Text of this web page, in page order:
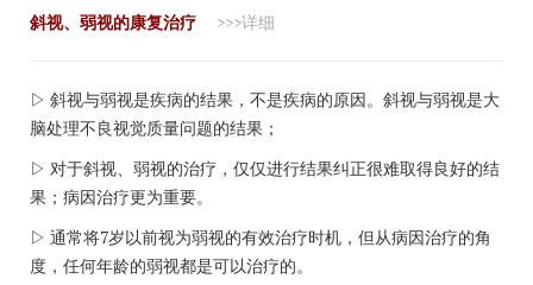
斜视、弱视的康复治疗 >>>详细
▷ 斜视与弱视是疾病的结果，不是疾病的原因。斜视与弱视是大
脑处理不良视觉质量问题的结果；
▷ 对于斜视、弱视的治疗，仅仅进行结果纠正很难取得良好的结
果；病因治疗更为重要。
▷ 通常将7岁以前视为弱视的有效治疗时机，但从病因治疗的角
度，任何年龄的弱视都是可以治疗的。